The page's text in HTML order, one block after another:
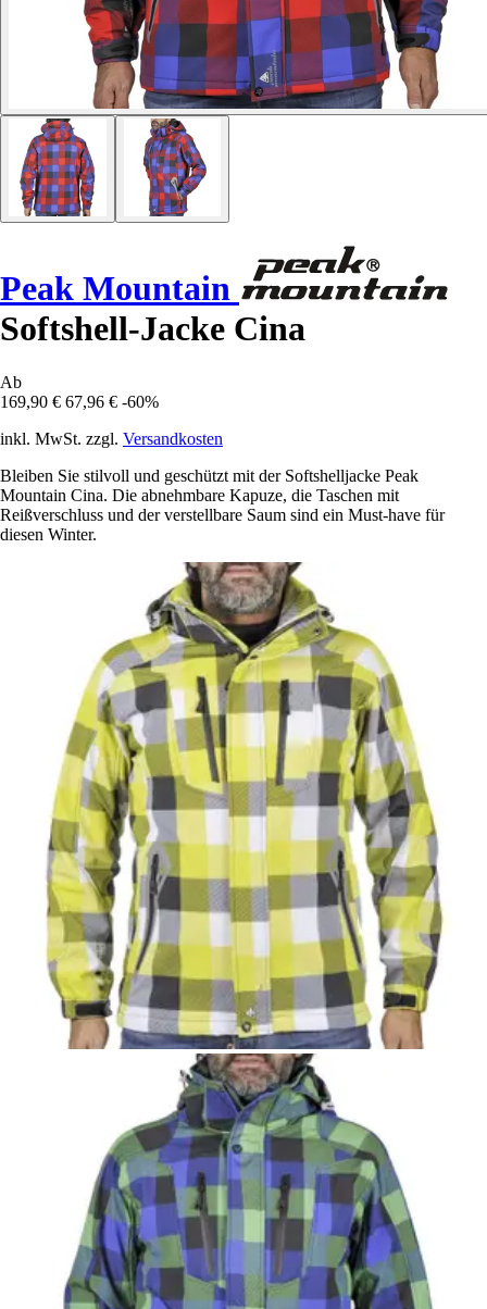
Peak Mountain
Softshell-Jacke Cina
Ab
169,90 € 67,96 € -60%
inkl. MwSt. zzgl. Versandkosten
Bleiben Sie stilvoll und geschützt mit der Softshelljacke Peak
Mountain Cina. Die abnehmbare Kapuze, die Taschen mit
Reißverschluss und der verstellbare Saum sind ein Must-have für
diesen Winter.